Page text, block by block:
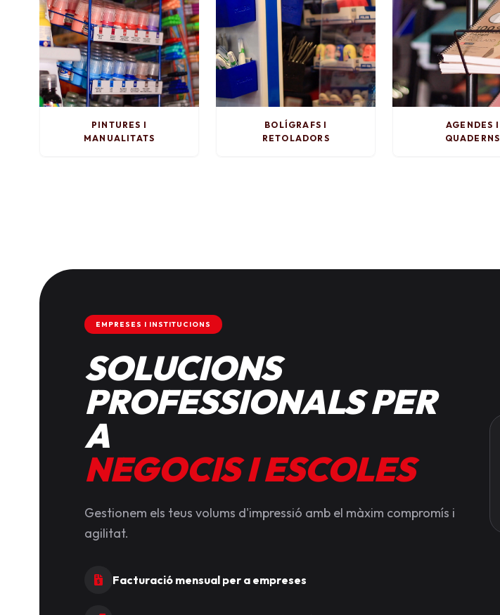
PINTURES I
MANUALITATS
BOLÍGRAFS I
RETOLADORS
AGENDES I
QUADERNS
EMPRESES I INSTITUCIONS
SOLUCIONS
PROFESSIONALS PER
A
NEGOCIS I ESCOLES
Gestionem els teus volums d'impressió amb el màxim compromís i
agilitat.
Facturació mensual per a empreses